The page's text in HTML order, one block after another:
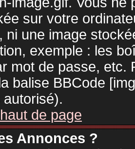
sur votre
ni une image
exemple : les
mot de passe, etc.
balise BBCode
de page
Annonces ?